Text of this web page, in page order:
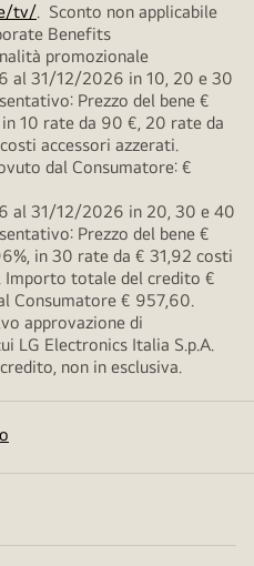
tv/. Sconto non applicabile
Benefits
promozionale
al 31/12/2026 in 10, 20 e 30
Prezzo del bene €
10 rate da 90 €, 20 rate da
accessori azzerati.
dal Consumatore: €
al 31/12/2026 in 20, 30 e 40
Prezzo del bene €
in 30 rate da € 31,92 costi
Importo totale del credito €
Consumatore € 957,60.
approvazione di
LG Electronics Italia S.p.A.
non in esclusiva.